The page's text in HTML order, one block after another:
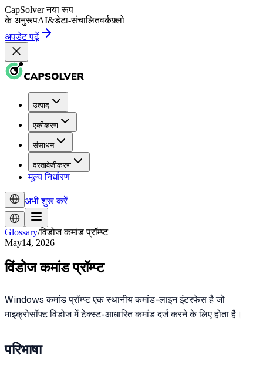
CapSolver नया रूप
के अनुरूपAI&डेटा-संचालितवर्कफ़्लो
अपडेट पढ़ें
उत्पाद
एकीकरण
संसाधन
दस्तावेजीकरण
मूल्य निर्धारण
अभी शुरू करें
Glossary/विंडोज कमांड प्रॉम्प्ट
May14, 2026
विंडोज कमांड प्रॉम्प्ट
Windows कमांड प्रॉम्प्ट एक स्थानीय कमांड-लाइन इंटरफेस है जो
माइक्रोसॉफ्ट विंडोज में टेक्स्ट-आधारित कमांड दर्ज करने के लिए होता है।
परिभाषा